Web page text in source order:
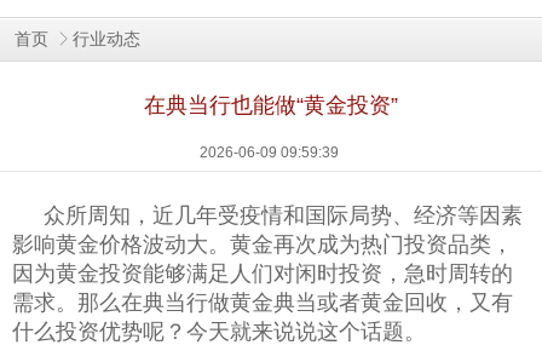
首页 行业动态
在典当行也能做“黄金投资”
2026-06-09 09:59:39
众所周知，近几年受疫情和国际局势、经济等因素
影响黄金价格波动大。黄金再次成为热门投资品类，
因为黄金投资能够满足人们对闲时投资，急时周转的
需求。那么在典当行做黄金典当或者黄金回收 ，又有
什么投资优势呢？今天就来说说这个话题。